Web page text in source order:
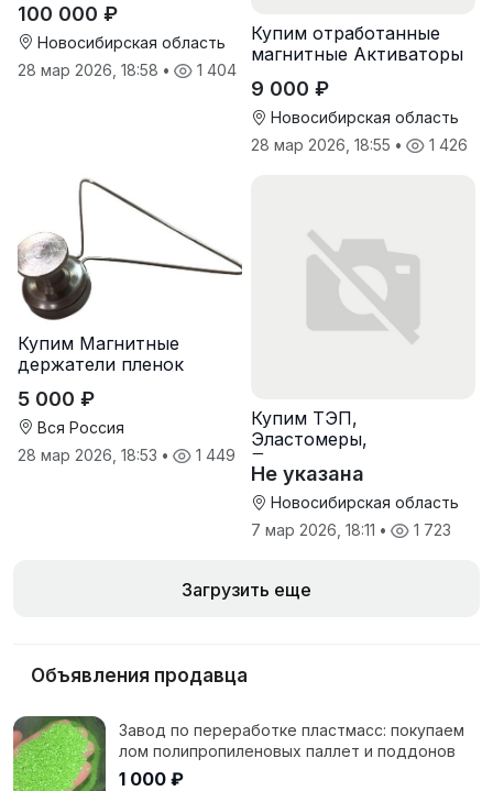
100 000 ₽
Новосибирская область
28 мар 2026, 18:58 • 1 404
Купим отработанные
магнитные Активаторы
9 000 ₽
Новосибирская область
28 мар 2026, 18:55 • 1 426
Купим Магнитные
держатели пленок
5 000 ₽
Вся Россия
28 мар 2026, 18:53 • 1 449
Купим ТЭП,
Эластомеры,
Полиуретаны
Не указана
Новосибирская область
7 мар 2026, 18:11 • 1 723
Загрузить еще
Объявления продавца
Завод по переработке пластмасс: покупаем
лом полипропиленовых паллет и поддонов
1 000 ₽